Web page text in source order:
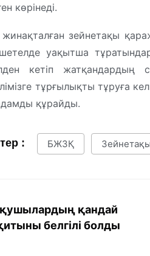
көрінеді.
жинақталған зейнетақы
уақытша
кетіп
тұрғылықты тұруға
құрайды.
: БЖЗҚ
қандай
белгілі болды